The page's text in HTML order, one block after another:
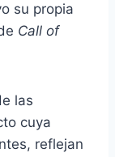
su propia
Call of
las
cuya
reflejan